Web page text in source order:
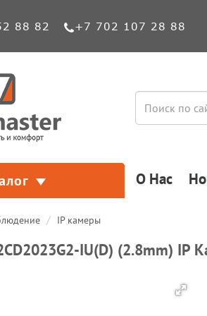
88 82 +7 702 107 28 88
О Нас
IP камеры
IU(D) (2.8mm) IP